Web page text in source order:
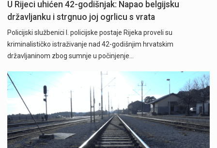
U Rijeci uhićen 42-godišnjak: Napao belgijsku
državljanku i strgnuo joj ogrlicu s vrata
Policijski službenici I. policijske postaje Rijeka proveli su
kriminalističko istraživanje nad 42-godišnjim hrvatskim
državljaninom zbog sumnje u počinjenje…